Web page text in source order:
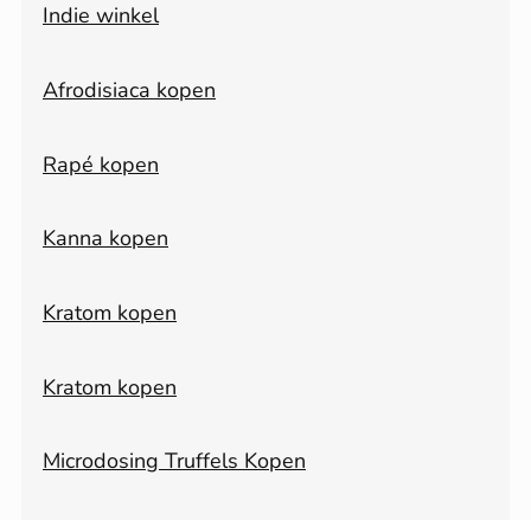
Indie winkel
Afrodisiaca kopen
Rapé kopen
Kanna kopen
Kratom kopen
Kratom kopen
Microdosing Truffels Kopen